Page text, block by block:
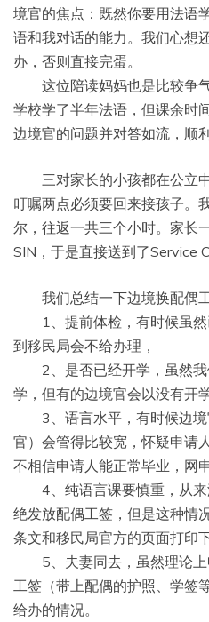
境官的焦点：既然你要用法语
语和我对话的能力。我们心想
办，否则直接完蛋。
这位陪读妈妈也是比较争
学校学了半年法语，但课余时
边境官的问题并对答如流，顺
三对家长的小孩都在公立
叮嘱两点必须要回来接孩子。
尔，往返一共三个小时。家长
SIN，于是直接送到了Service
我们总结一下边境换配偶工
1、提前体检，有时候虽然
到移民局会不给办理，
2、是否已经开学，虽然我
学，但有的边境官会以没有开
3、语言水平，有时候边境
官）会管得比较宽，怀疑申请
不相信申请人能正常毕业，网
4、纯语言课要慎重，从来
绝发放配偶工签，但是这种情
条文和移民局官方的页面打印
5、夫妻同去，虽然理论上
工签（带上配偶的护照、学签
给办的情况。